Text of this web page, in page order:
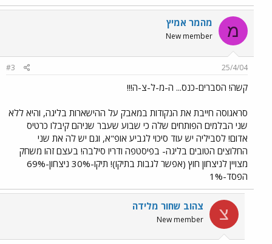
מ מהמר אמיץ
New member
25/4/04
#3
קשה! הסברים-כנס... ה-מ-ל-צ-ה!!!
סראגוסה חייבת את הנקודות במאבק על ההישארות בליגה, והיא ללא
שני הבלמים הפותחים שלה כי שבוע שעבר שניהם קיבלו כרטיס
אדום! לסביליה יש עוד סיכוי לגביע אופ"א, וגם יש לה את שני
החלוצים הטובים בליגה- בפיסטפה ודריו סילבה! בעצם זהו משחק
מצויין לניצחון חוץ (אפשר לגבות בתיקו)! תיקו-30% ניצחון-69%
הפסד-1%
צ צהוב שחור מלידה
New member